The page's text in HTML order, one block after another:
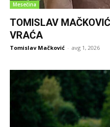
Mesečina
TOMISLAV
VRAĆA
Tomislav Mačković - avg 1, 2026